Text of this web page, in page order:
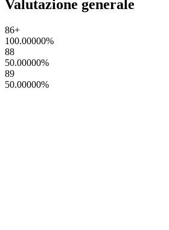
Valutazione generale
86+
100.00000%
88
50.00000%
89
50.00000%